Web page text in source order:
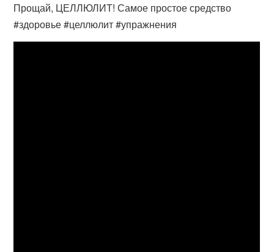
Прощай, ЦЕЛЛЮЛИТ! Самое простое средство
#здоровье #целлюлит #упражнения